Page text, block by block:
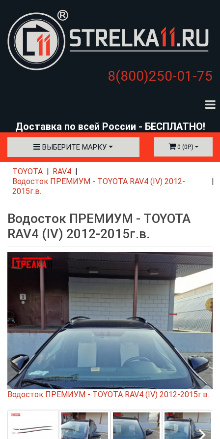
8(800)250-01-75
Доставка по всей России - БЕСПЛАТНО!
ВЫБЕРИТЕ МАРКУ 0 (0Р.)
TOYOTA
RAV4
Водосток ПРЕМИУМ - TOYOTA RAV4 (IV) 2012-
2015г.в.
Водосток ПРЕМИУМ - TOYOTA
RAV4 (IV) 2012-2015г.в.
Водосток ПРЕМИУМ - TOYOTA RAV4 (IV) 2012-2015г.в.